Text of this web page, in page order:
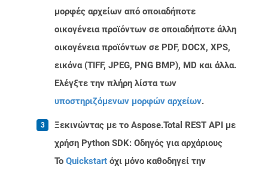
μορφές αρχείων από οποιαδήποτε
οικογένεια προϊόντων σε οποιαδήποτε άλλη
οικογένεια προϊόντων σε PDF, DOCX, XPS,
εικόνα (TIFF, JPEG, PNG BMP), MD και άλλα.
Ελέγξτε την πλήρη λίστα των
υποστηριζόμενων μορφών αρχείων.
Ξεκινώντας με το Aspose.Total REST API με
χρήση Python SDK: Οδηγός για αρχάριους
Το Quickstart όχι μόνο καθοδηγεί την